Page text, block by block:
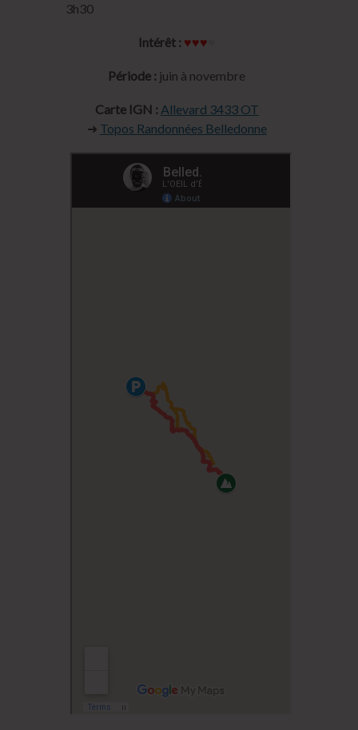
3h30
Intérêt : ♥♥♥
Période : juin à novembre
Carte IGN : Allevard 3433 OT
➜ Topos Randonnées Belledonne